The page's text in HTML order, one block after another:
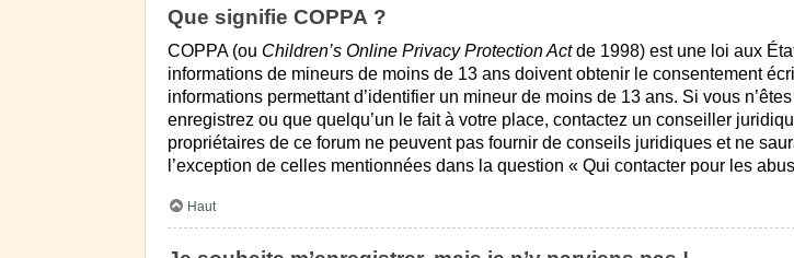
Que signifie COPPA ?
COPPA (ou Children’s Online Privacy Protection Actde 1998) est une loi aux
informations de mineurs de moins de 13 ans doivent obtenir le consentement
informations permettant d’identifier un mineur de moins de 13 ans. Si vous
enregistrez ou que quelqu’un le fait à votre place, contactez un conseiller
propriétaires de ce forum ne peuvent pas fournir de conseils juridiques et ne
l’exception de celles mentionnées dans la question « Qui contacter pour les
Haut